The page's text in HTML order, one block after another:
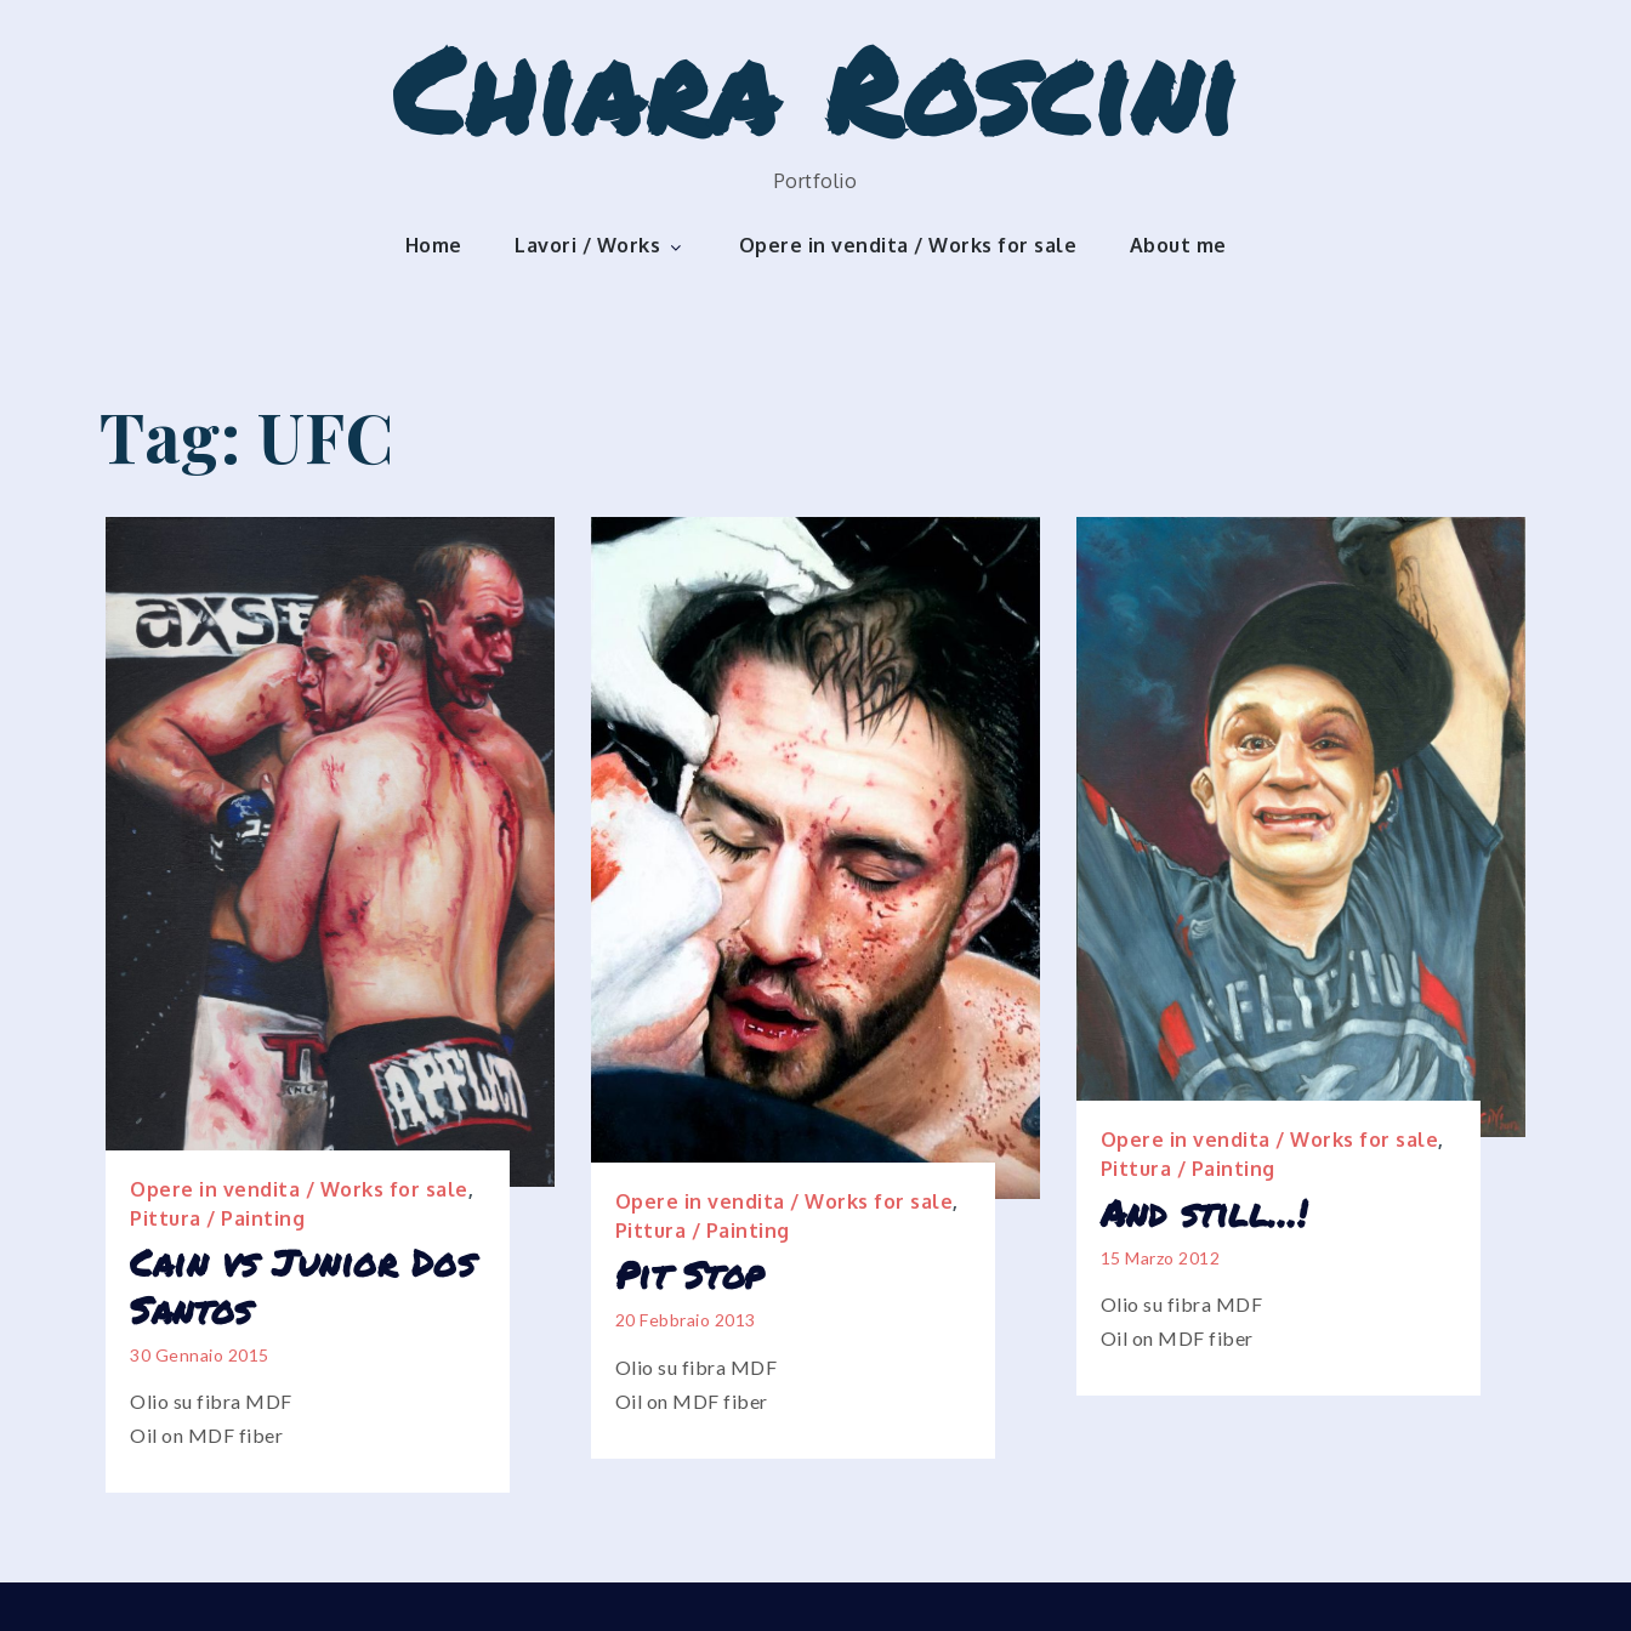
Chiara Roscini
Portfolio
Home Lavori / Works Opere in vendita / Works for sale About me
Tag: UFC
Opere in vendita / Works for sale,
Pittura / Painting
Cain vs Junior Dos
Santos
30 Gennaio 2015
Olio su fibra MDF
Oil on MDF fiber
Opere in vendita / Works for sale,
Pittura / Painting
Pit Stop
20 Febbraio 2013
Olio su fibra MDF
Oil on MDF fiber
Opere in vendita / Works for sale,
Pittura / Painting
And still…!
15 Marzo 2012
Olio su fibra MDF
Oil on MDF fiber